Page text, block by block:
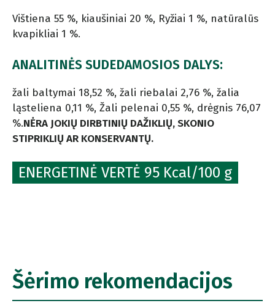
Vištiena 55 %, kiaušiniai 20 %, Ryžiai 1 %, natūralūs
kvapikliai 1 %.
ANALITINĖS SUDEDAMOSIOS DALYS:
žali baltymai 18,52 %, žali riebalai 2,76 %, žalia
ląsteliena 0,11 %, Žali pelenai 0,55 %, drėgnis 76,07
%.NĖRA JOKIŲ DIRBTINIŲ DAŽIKLIŲ, SKONIO
STIPRIKLIŲ AR KONSERVANTŲ.
ENERGETINĖ VERTĖ 95 Kcal/100 g
Šėrimo rekomendacijos